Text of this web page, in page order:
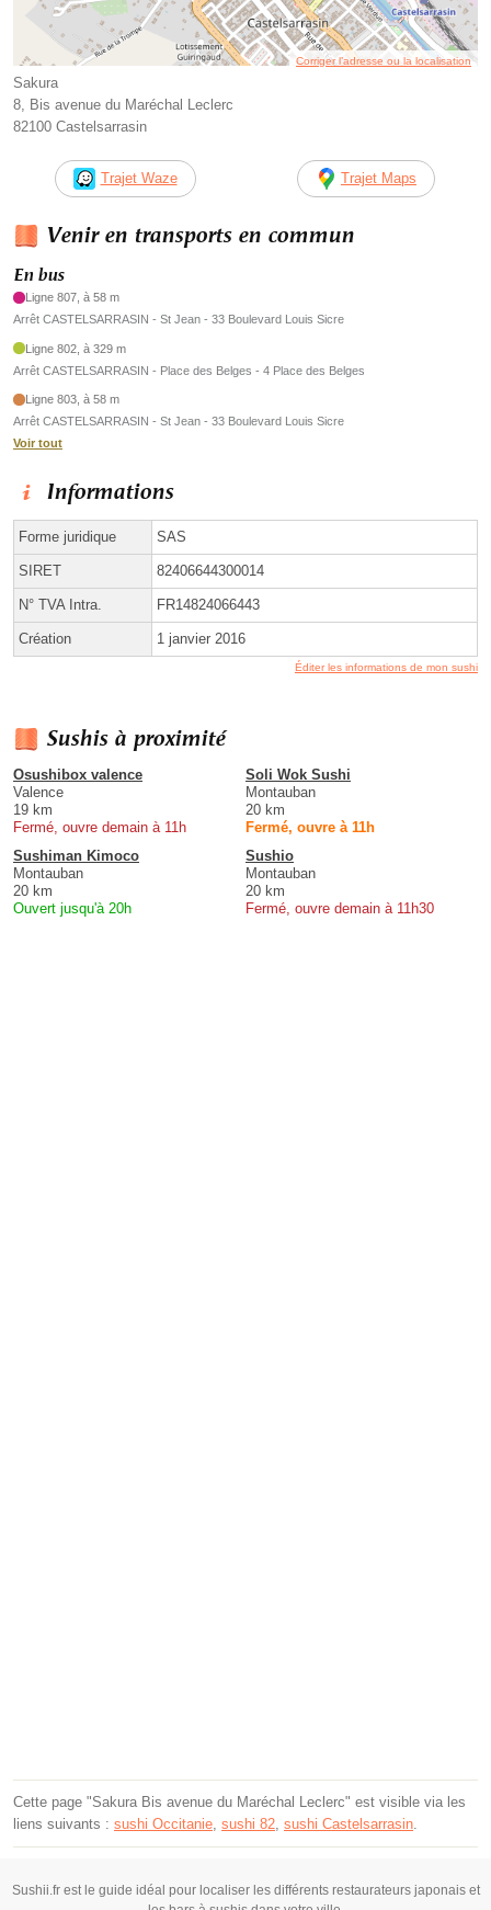
Corriger l’adresse ou la localisation
Sakura
8, Bis avenue du Maréchal Leclerc
82100 Castelsarrasin
Trajet Waze Trajet Maps
Venir en transports en commun
En bus
Ligne 807, à 58 m
Arrêt CASTELSARRASIN - St Jean - 33 Boulevard Louis Sicre
Ligne 802, à 329 m
Arrêt CASTELSARRASIN - Place des Belges - 4 Place des Belges
Ligne 803, à 58 m
Arrêt CASTELSARRASIN - St Jean - 33 Boulevard Louis Sicre
Voir tout
Informations
Forme juridique SAS
SIRET 82406644300014
N° TVA Intra. FR14824066443
Création 1 janvier 2016
Éditer les informations de mon sushi
Sushis à proximité
Osushibox valence
Valence
19 km
Fermé, ouvre demain à 11h
Soli Wok Sushi
Montauban
20 km
Fermé, ouvre à 11h
Sushiman Kimoco
Montauban
20 km
Ouvert jusqu'à 20h
Sushio
Montauban
20 km
Fermé, ouvre demain à 11h30
Cette page "Sakura Bis avenue du Maréchal Leclerc" est visible via les
liens suivants : sushi Occitanie, sushi 82, sushi Castelsarrasin.
Sushii.fr est le guide idéal pour localiser les différents restaurateurs japonais et